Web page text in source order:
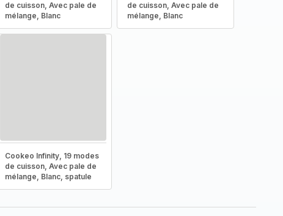
de cuisson, Avec pale de
mélange, Blanc
de cuisson, Avec pale de
mélange, Blanc
Cookeo Infinity, 19 modes
de cuisson, Avec pale de
mélange, Blanc, spatule